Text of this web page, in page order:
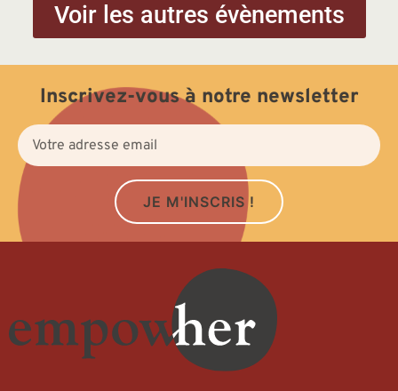
Voir les autres évènements
Inscrivez-vous à notre newsletter
JE M'INSCRIS !